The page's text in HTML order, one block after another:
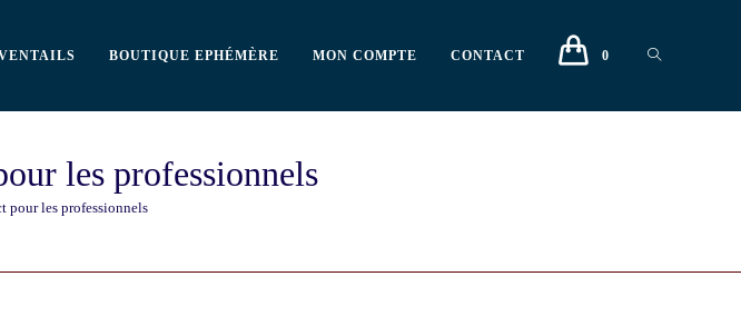
BOUTIQUE EPHÉMÈRE MON COMPTE CONTACT 0
les professionnels
pour les professionnels